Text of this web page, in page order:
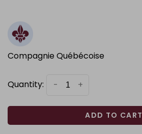
Compagnie Québécoise
Quantity: +
-
ADD TO CART